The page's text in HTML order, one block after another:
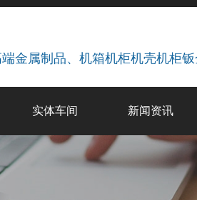
金属制品、机箱机柜机壳机柜
实体车间 新闻资讯